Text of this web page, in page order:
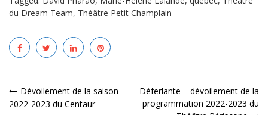
du Dream Team, Théâtre Petit Champlain
Navigation
Dévoilement de la saison
2022-2023 du Centaur
Déferlante – dévoilement de la
programmation 2022-2023 du